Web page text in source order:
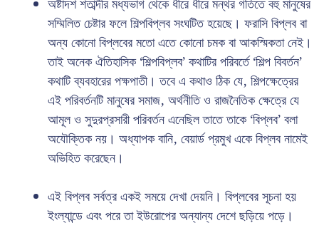
অষ্টাদশ শতাব্দীর মধ্যভাগ থেকে ধীরে ধীরে মন্থর গতিতে বহু মানুষের
সম্মিলিত চেষ্টার ফলে শিল্পবিপ্লব সংঘটিত হয়েছে। ফরাসি বিপ্লব বা
অন্য কোনো বিপ্লবের মতো এতে কোনো চমক বা আকস্মিকতা নেই।
তাই অনেক ঐতিহাসিক ‘শিল্পবিপ্লব’ কথাটির পরিবর্তে ‘শিল্প বিবর্তন’
কথাটি ব্যবহারের পক্ষপাতী। তবে এ কথাও ঠিক যে, শিল্পক্ষেত্রের
এই পরিবর্তনটি মানুষের সমাজ, অর্থনীতি ও রাজনৈতিক ক্ষেত্রে যে
আমূল ও সুদুরপ্রসারী পরিবর্তন এনেছিল তাতে তাকে ‘বিপ্লব’ বলা
অযৌক্তিক নয়। অধ্যাপক বানি, বেয়ার্ড প্রমুখ একে বিপ্লব নামেই
অভিহিত করেছেন।
এই বিপ্লব সর্বত্র একই সময়ে দেখা দেয়নি। বিপ্লবের সূচনা হয়
ইংল্যান্ডে এবং পরে তা ইউরোপের অন্যান্য দেশে ছড়িয়ে পড়ে।